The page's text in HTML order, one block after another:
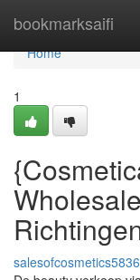
bookmarksaifi
Home
Home
1